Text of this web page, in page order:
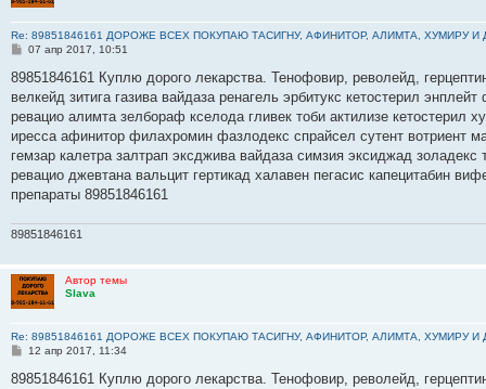
Re: 89851846161 ДОРОЖЕ ВСЕХ ПОКУПАЮ ТАСИГНУ, АФИНИТОР, АЛИМТА, ХУМИРУ И
С
о
щ
е
и
е
07 апр 2017, 10:51
89851846161 Куплю дорого лекарства. Тенофовир, револейд,
велкейд зитига газива вайдаза ренагель эрбитукс кетостерил
ревацио алимта зелбораф кселода гливек тоби актилизе кетостерил
иресса афинитор филахромин фазлодекс спрайсел сутент вотриент
гемзар калетра залтрап эксджива вайдаза симзия эксиджад
ревацио джевтана вальцит гертикад халавен пегасис капецитабин
препараты 89851846161
89851846161
Автор темы
Slava
Re: 89851846161 ДОРОЖЕ ВСЕХ ПОКУПАЮ ТАСИГНУ, АФИНИТОР, АЛИМТА, ХУМИРУ И
С
о
12 апр 2017, 11:34
89851846161 Куплю дорого лекарства. Тенофовир, револейд,